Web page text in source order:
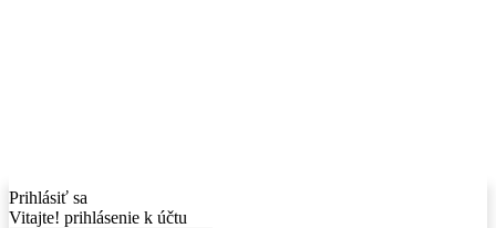
Prihlásiť sa
Vitajte! prihlásenie k účtu